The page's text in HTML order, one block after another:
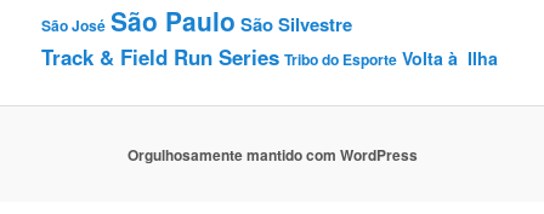
São José São Paulo São Silvestre
Track & Field Run Series Tribo do Esporte Volta à Ilha
Orgulhosamente mantido com WordPress